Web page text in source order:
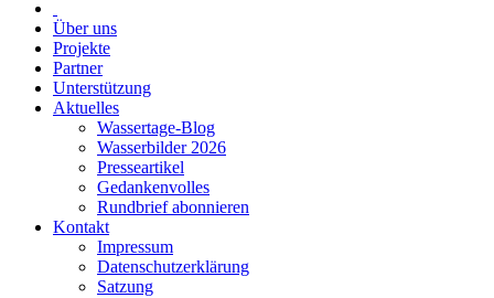
Über uns
Projekte
Partner
Unterstützung
Aktuelles
Wassertage-Blog
Wasserbilder 2026
Presseartikel
Gedankenvolles
Rundbrief abonnieren
Kontakt
Impressum
Datenschutzerklärung
Satzung